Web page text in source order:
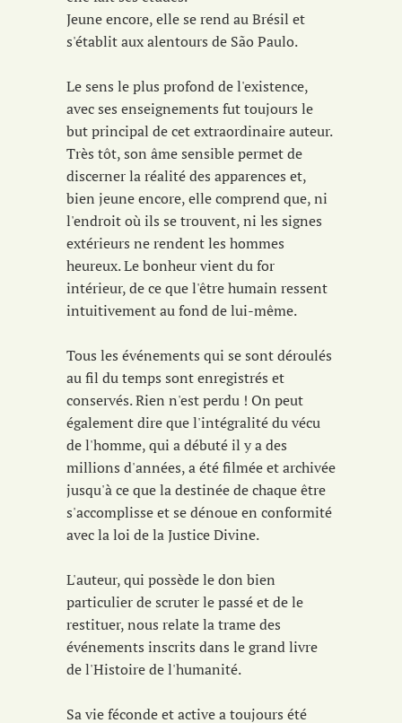
Jeune encore, elle se rend au Brésil et
s'établit aux alentours de São Paulo.
Le sens le plus profond de l'existence,
avec ses enseignements fut toujours le
but principal de cet extraordinaire auteur.
Très tôt, son âme sensible permet de
discerner la réalité des apparences et,
bien jeune encore, elle comprend que, ni
l'endroit où ils se trouvent, ni les signes
extérieurs ne rendent les hommes
heureux. Le bonheur vient du for
intérieur, de ce que l'être humain ressent
intuitivement au fond de lui-même.
Tous les événements qui se sont déroulés
au fil du temps sont enregistrés et
conservés. Rien n'est perdu ! On peut
également dire que l'intégralité du vécu
de l'homme, qui a débuté il y a des
millions d'années, a été filmée et archivée
jusqu'à ce que la destinée de chaque être
s'accomplisse et se dénoue en conformité
avec la loi de la Justice Divine.
L'auteur, qui possède le don bien
particulier de scruter le passé et de le
restituer, nous relate la trame des
événements inscrits dans le grand livre
de l'Histoire de l'humanité.
Sa vie féconde et active a toujours été